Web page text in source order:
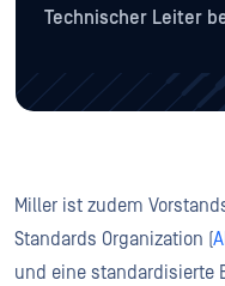
Technischer Leiter
Miller ist zudem
Standards Organization (
und eine standardisierte